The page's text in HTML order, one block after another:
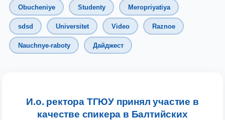
Obucheniye Studenty Meropriyatiya
sdsd Universitet Video Raznoe
Nauchnye-raboty Дайджест
И.о. ректора ТГЮУ принял участие в
качестве спикера в Балтийских
Чат приёмной комиссии ТГЮУ
Онлайн
Оставляйте здесь свои обращения по